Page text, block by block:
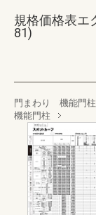
規格価格表エ
81)
門まわり 機能門
機能門柱